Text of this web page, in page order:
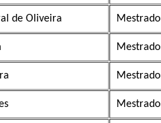
de Oliveira Mestrado
Mestrado
Mestrado
Mestrado